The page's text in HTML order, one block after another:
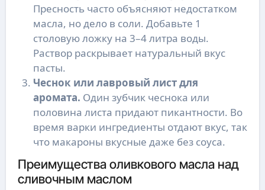
Пресность часто объясняют недостатком
масла, но дело в соли. Добавьте 1
столовую ложку на 3–4 литра воды.
Раствор раскрывает натуральный вкус
пасты.
Чеснок или лавровый лист для
аромата. Один зубчик чеснока или
половина листа придают пикантности. Во
время варки ингредиенты отдают вкус, так
что макароны вкусные даже без соуса.
Преимущества оливкового масла над
сливочным маслом